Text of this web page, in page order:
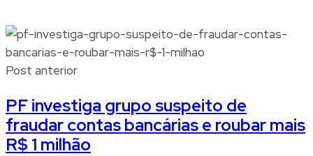
Post anterior
PF investiga grupo suspeito de
fraudar contas bancárias e roubar mais
R$ 1 milhão